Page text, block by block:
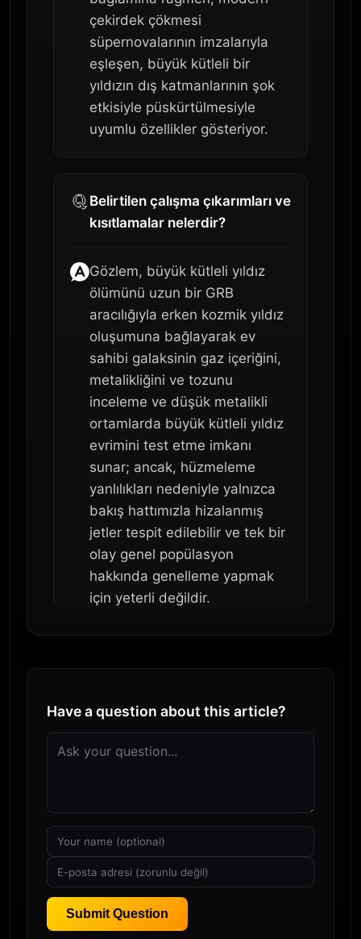
çekirdek çökmesi
süpernovalarının imzalarıyla
eşleşen, büyük kütleli bir
yıldızın dış katmanlarının şok
etkisiyle püskürtülmesiyle
uyumlu özellikler gösteriyor.
Belirtilen çalışma çıkarımları ve
kısıtlamalar nelerdir?
Gözlem, büyük kütleli yıldız
ölümünü uzun bir GRB
aracılığıyla erken kozmik yıldız
oluşumuna bağlayarak ev
sahibi galaksinin gaz içeriğini,
metalikliğini ve tozunu
inceleme ve düşük metalikli
ortamlarda büyük kütleli yıldız
evrimini test etme imkanı
sunar; ancak, hüzmeleme
yanlılıkları nedeniyle yalnızca
bakış hattımızla hizalanmış
jetler tespit edilebilir ve tek bir
olay genel popülasyon
hakkında genelleme yapmak
için yeterli değildir.
Have a question about this article?
Submit Question